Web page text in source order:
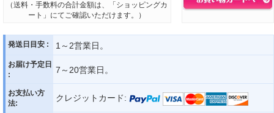
（送料・手数料の合計金額は、「ショッピングカ
ート」にてご確認いただけます。）
発送日目安 : 1～2営業日。
お届け予定日
:
7～20営業日。
お支払い方
法:
クレジットカード: